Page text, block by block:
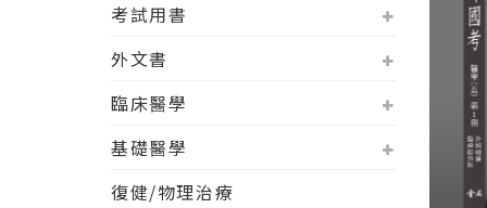
考試用書
外文書
臨床醫學
基礎醫學
復健/物理治療